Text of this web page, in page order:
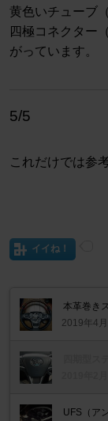
黄色いチューブ
四極コネクター
がっています。
5/5
これだけでは参
イイね！
本革巻き
2019年4
UFS（ア